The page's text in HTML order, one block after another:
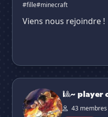
#fille#minecraft
Viens nous rejoindre !
🎱~ player
🎱~ player
43 membres